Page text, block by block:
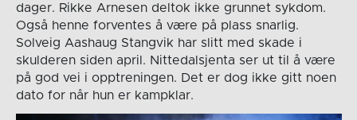
dager. Rikke Arnesen deltok ikke grunnet sykdom.
Også henne forventes å være på plass snarlig.
Solveig Aashaug Stangvik har slitt med skade i
skulderen siden april. Nittedalsjenta ser ut til å være
på god vei i opptreningen. Det er dog ikke gitt noen
dato for når hun er kampklar.